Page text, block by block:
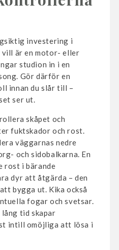
investering i
vill är en motor- eller
studion in i en
Gör därför en
innan du slår till –
ser ut.
skåpet och
fuktskador och rost.
väggarnas nedre
och sidobalkarna. En
rost i bärande
dyr att åtgärda – den
bygga ut. Kika också
fogar och svetsar.
tid skapar
intill omöjliga att lösa i